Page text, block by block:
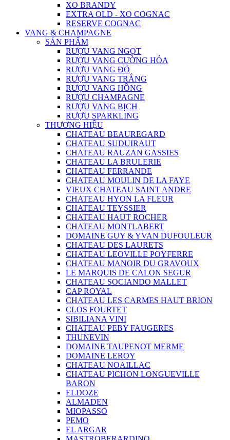
XO BRANDY
EXTRA OLD - XO COGNAC
RESERVE COGNAC
VANG & CHAMPAGNE
SẢN PHẨM
RƯỢU VANG NGỌT
RƯỢU VANG CƯỜNG HÓA
RƯỢU VANG ĐỎ
RƯỢU VANG TRẮNG
RƯỢU VANG HỒNG
RƯỢU CHAMPAGNE
RƯỢU VANG BỊCH
RƯỢU SPARKLING
THƯƠNG HIỆU
CHATEAU BEAUREGARD
CHATEAU SUDUIRAUT
CHATEAU RAUZAN GASSIES
CHATEAU LA BRULERIE
CHATEAU FERRANDE
CHATEAU MOULIN DE LA FAYE
VIEUX CHATEAU SAINT ANDRE
CHATEAU HYON LA FLEUR
CHATEAU TEYSSIER
CHATEAU HAUT ROCHER
CHATEAU MONTLABERT
DOMAINE GUY & YVAN DUFOULEUR
CHATEAU DES LAURETS
CHATEAU LEOVILLE POYFERRE
CHATEAU MANOIR DU GRAVOUX
LE MARQUIS DE CALON SEGUR
CHATEAU SOCIANDO MALLET
CAP ROYAL
CHATEAU LES CARMES HAUT BRION
CLOS FOURTET
SIBILIANA VINI
CHATEAU PEBY FAUGERES
THUNEVIN
DOMAINE TAUPENOT MERME
DOMAINE LEROY
CHATEAU NOAILLAC
CHATEAU PICHON LONGUEVILLE
BARON
ELDOZE
ALMADEN
MIOPASSO
PEMO
EL ARGAR